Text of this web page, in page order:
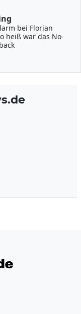
bei Florian
heiß war das No-